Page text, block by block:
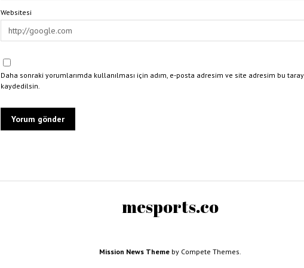
Websitesi
Daha sonraki yorumlarımda kullanılması için adım, e-posta adresim ve site adresim bu
kaydedilsin.
mesports.co
Mission News Theme by Compete Themes.